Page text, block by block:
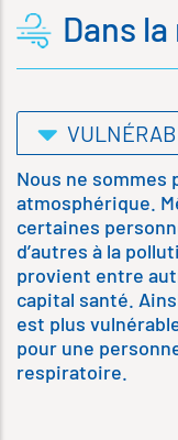
Dans
Nous ne sommes
atmosphérique.
certaines
d’autres à la
provient entre
capital santé.
est plus
pour une
respiratoire.